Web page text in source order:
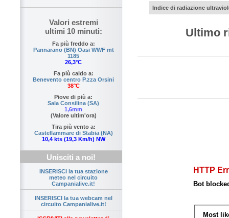
Valori estremi
ultimi 10 minuti:
Fa più freddo a:
Pannarano (BN) Oasi WWF mt
1185
26,3°C
Fa più caldo a:
Benevento centro P.zza Orsini
38°C
Piove di più a:
Sala Consilina (SA)
1,6mm
(Valore ultim'ora)
Tira più vento a:
Castellammare di Stabia (NA)
10,4 kts (19,3 Km/h) NW
Unisciti a noi!
INSERISCI la tua stazione
meteo nel circuito
Campanialive.it!
INSERISCI la tua webcam nel
circuito Campanialive.it!
Indice di radiazione
Ultimo